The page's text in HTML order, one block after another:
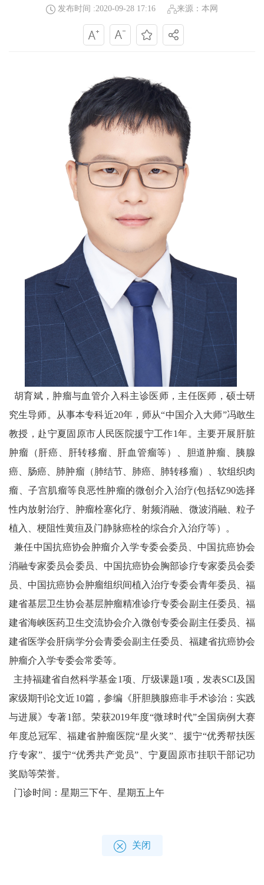
发布时间 :2020-09-28 17:16 来源：本网
胡育斌，肿瘤与血管介入科主诊医师，主任医师，硕士研
究生导师。从事本专科近20年，师从“中国介入大师”冯敢生
教授，赴宁夏固原市人民医院援宁工作1年。主要开展肝脏
肿瘤（肝癌、肝转移瘤、肝血管瘤等）、胆道肿瘤、胰腺
癌、肠癌、肺肿瘤（肺结节、肺癌、肺转移瘤）、软组织肉
瘤、子宫肌瘤等良恶性肿瘤的微创介入治疗(包括钇90选择
性内放射治疗、肿瘤栓塞化疗、射频消融、微波消融、粒子
植入、梗阻性黄疸及门静脉癌栓的综合介入治疗等）。
兼任中国抗癌协会肿瘤介入学专委会委员、中国抗癌协会
消融专家委员会委员、中国抗癌协会胸部诊疗专家委员会委
员、中国抗癌协会肿瘤组织间植入治疗专委会青年委员、福
建省基层卫生协会基层肿瘤精准诊疗专委会副主任委员、福
建省海峡医药卫生交流协会介入微创专委会副主任委员、福
建省医学会肝病学分会青委会副主任委员、福建省抗癌协会
肿瘤介入学专委会常委等。
主持福建省自然科学基金1项、厅级课题1项，发表SCI及国
家级期刊论文近10篇，参编《肝胆胰腺癌非手术诊治：实践
与进展》专著1部。荣获2019年度“微球时代”全国病例大赛
年度总冠军、福建省肿瘤医院“星火奖”、援宁“优秀帮扶医
疗专家”、援宁“优秀共产党员”、宁夏固原市挂职干部记功
奖励等荣誉。
门诊时间：星期三下午、星期五上午
关闭